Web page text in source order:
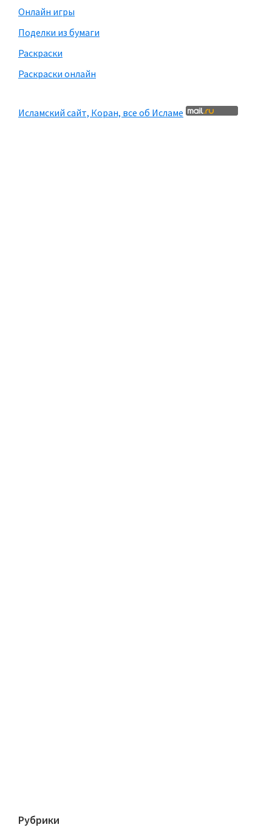
Онлайн игры
Поделки из бумаги
Раскраски
Раскраски онлайн
Исламский сайт, Коран, все об Исламе
Рубрики